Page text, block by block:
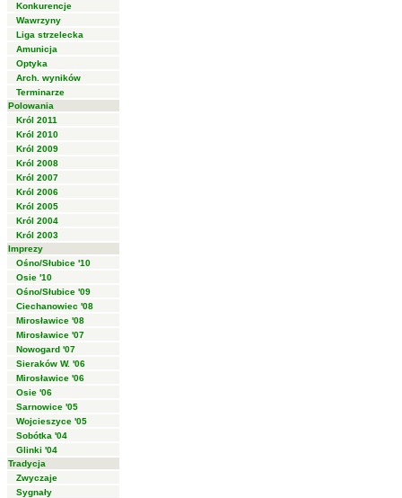
Konkurencje
Wawrzyny
Liga strzelecka
Amunicja
Optyka
Arch. wyników
Terminarze
Polowania
Król 2011
Król 2010
Król 2009
Król 2008
Król 2007
Król 2006
Król 2005
Król 2004
Król 2003
Imprezy
Ośno/Słubice '10
Osie '10
Ośno/Słubice '09
Ciechanowiec '08
Mirosławice '08
Mirosławice '07
Nowogard '07
Sieraków W. '06
Mirosławice '06
Osie '06
Sarnowice '05
Wojcieszyce '05
Sobótka '04
Glinki '04
Tradycja
Zwyczaje
Sygnały